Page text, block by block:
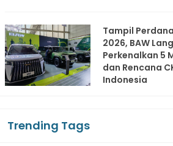
Tampil
2026, BAW
Perkenalkan 5
dan Rencana
Indonesia
Trending Tags